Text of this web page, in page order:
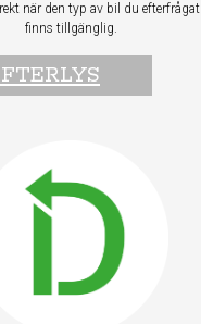
när den typ av bil du efterfrågat
finns tillgänglig.